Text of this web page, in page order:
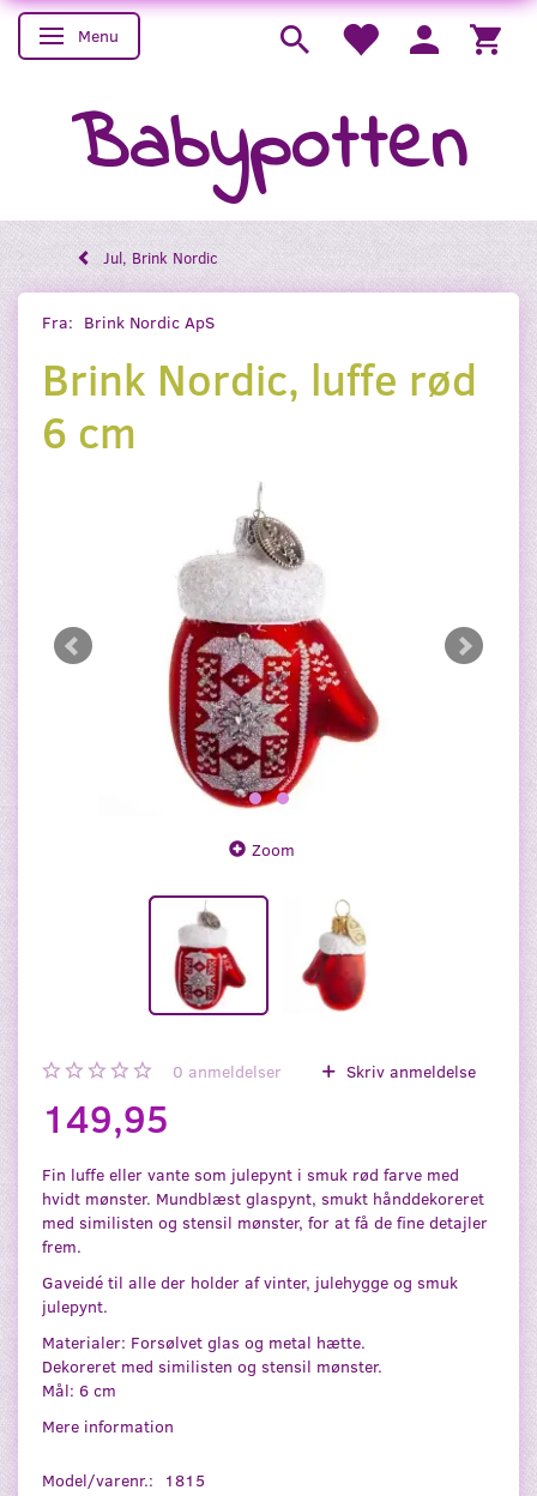
Skifte navigation
Menu
Babypotten
Jul, Brink Nordic
Fra: Brink Nordic ApS
Brink Nordic, luffe rød
6 cm
Zoom
0 anmeldelser Skriv anmeldelse
149,95
Fin luffe eller vante som julepynt i smuk rød farve med
hvidt mønster. Mundblæst glaspynt, smukt hånddekoreret
med similisten og stensil mønster, for at få de fine detajler
frem.
Gaveidé til alle der holder af vinter, julehygge og smuk
julepynt.
Materialer: Forsølvet glas og metal hætte.
Dekoreret med similisten og stensil mønster.
Mål: 6 cm
Mere information
Model/varenr.:
1815